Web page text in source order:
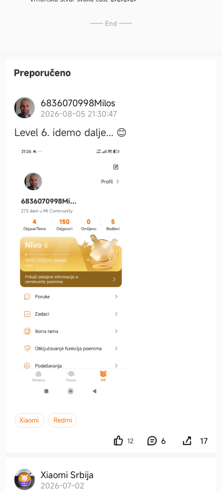
—— End ——
Preporučeno
6836070998Milos
2026-08-05 21:30:47
Level 6. idemo dalje... 😊
Xiaomi Redmi
12 6 17
Xiaomi Srbija
2026-07-02